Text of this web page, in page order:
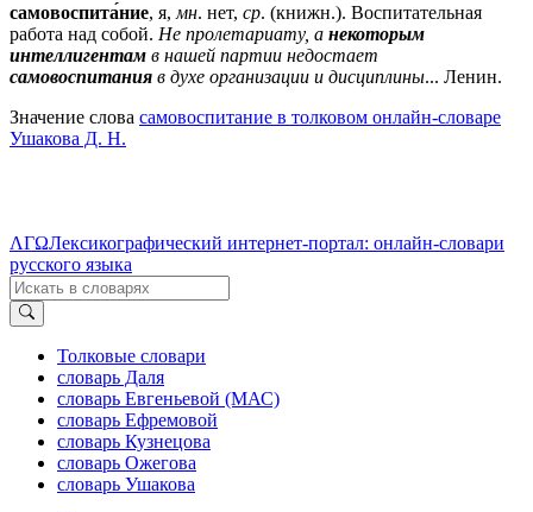
самовоспита́ние, я, мн. нет, ср. (книжн.). Воспитательная
работа над собой. Не пролетариату, а некоторым
интеллигентам в нашей партии недостает
самовоспитания в духе организации и дисциплины... Ленин.
Значение слова самовоспитание в толковом онлайн-словаре
Ушакова Д. Н.
ΛΓΩЛексикографический интернет-портал: онлайн-словари
русского языка
Толковые словари
словарь Даля
словарь Евгеньевой (МАС)
словарь Ефремовой
словарь Кузнецова
словарь Ожегова
словарь Ушакова